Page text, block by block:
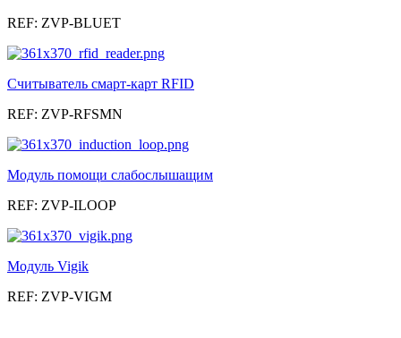
REF: ZVP-BLUET
Считыватель смарт-карт RFID
REF: ZVP-RFSMN
Модуль помощи слабослышащим
REF: ZVP-ILOOP
Модуль Vigik
REF: ZVP-VIGM